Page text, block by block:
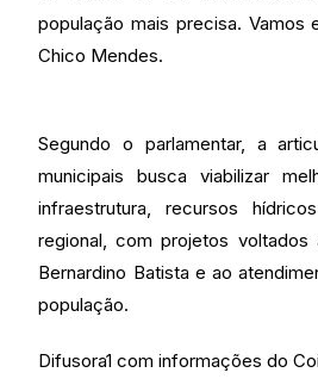
população mais precisa. Vamos
Chico Mendes.
Segundo o parlamentar, a
municipais busca viabilizar
infraestrutura, recursos
regional, com projetos
Bernardino Batista e ao
população.
Difusora1 com informações do